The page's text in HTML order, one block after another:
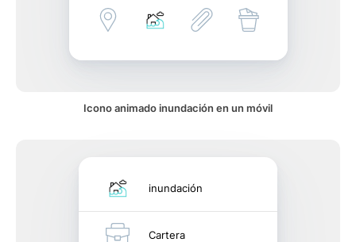
Icono animado inundación en un móvil
inundación
Cartera